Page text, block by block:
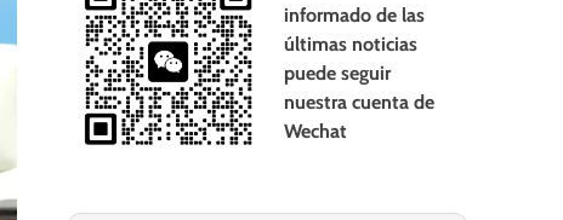
informado de las
últimas noticias
puede seguir
nuestra cuenta de
Wechat